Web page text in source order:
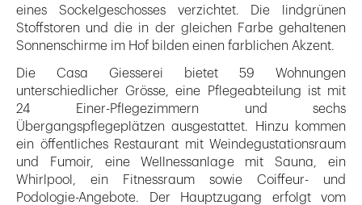
eines Sockelgeschosses verzichtet. Die lindgrünen
Stoffstoren und die in der gleichen Farbe gehaltenen
Sonnenschirme im Hof bilden einen farblichen Akzent.
Die Casa Giesserei bietet 59 Wohnungen
unterschiedlicher Grösse, eine Pflegeabteilung ist mit
24 Einer-Pflegezimmern und sechs
Übergangspflegeplätzen ausgestattet. Hinzu kommen
ein öffentliches Restaurant mit Weindegustationsraum
und Fumoir, eine Wellnessanlage mit Sauna, ein
Whirlpool, ein Fitnessraum sowie Coiffeur- und
Podologie-Angebote. Der Hauptzugang erfolgt vom